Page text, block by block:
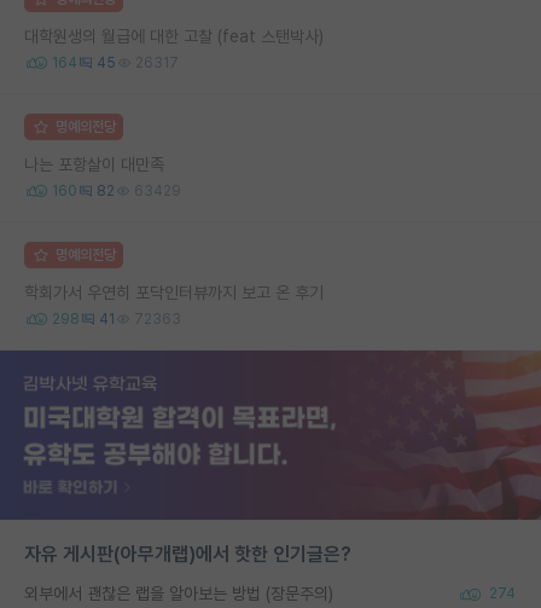
대학원생의 월급에 대한 고찰 (feat 스탠박사)
164 45 26317
명예의전당
나는 포항살이 대만족
160 82 63429
명예의전당
학회가서 우연히 포닥인터뷰까지 보고 온 후기
298 41 72363
자유 게시판(아무개랩)에서 핫한 인기글은?
외부에서 괜찮은 랩을 알아보는 방법 (장문주의) 274